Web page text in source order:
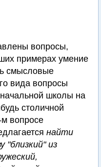
вопросы,
примерах умение
смысловые
вида вопросы
школы на
столичной
вопросе
найти
"близкий" из